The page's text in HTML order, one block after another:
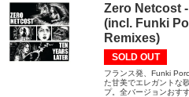
Zero Netcost
(incl. Funki
Remixes)
SOLD OUT
フランス発、Funki
た甘美でエレガントな
プ。全バージョンおす